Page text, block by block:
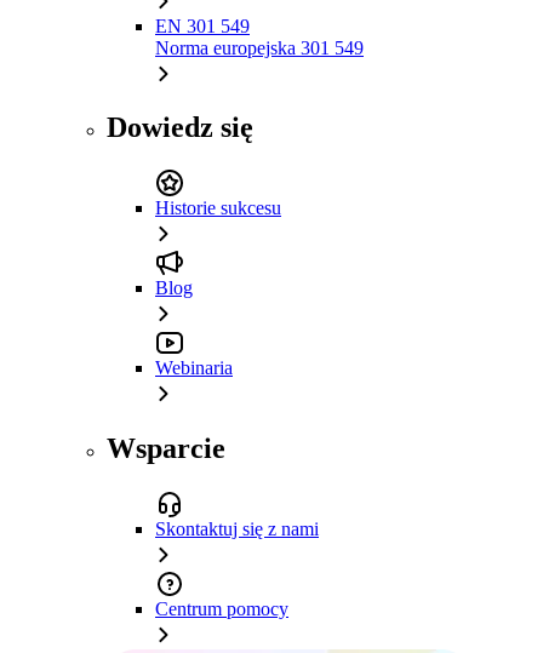
EN 301 549
Norma europejska 301 549
Dowiedz się
Historie sukcesu
Blog
Webinaria
Wsparcie
Skontaktuj się z nami
Centrum pomocy